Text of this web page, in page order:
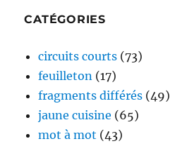
CATÉGORIES
circuits courts (73)
feuilleton (17)
fragments différés (49)
jaune cuisine (65)
mot à mot (43)